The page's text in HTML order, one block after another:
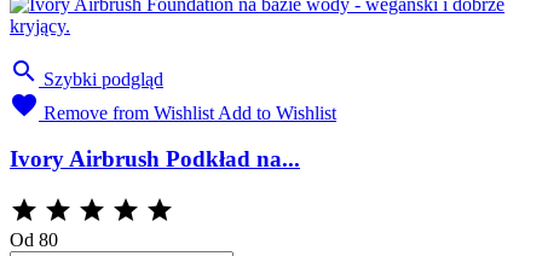
 Szybki podgląd
 Remove from Wishlist Add to Wishlist
Ivory Airbrush Podkład na...
    
Od 80